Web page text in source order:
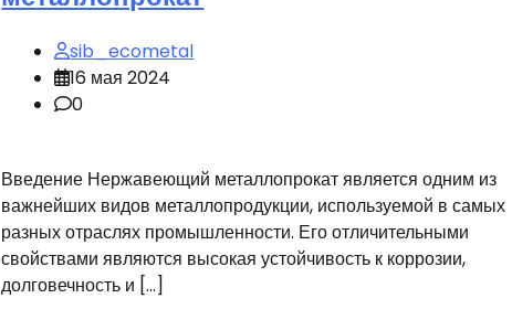
sib_ecometal
16 мая 2024
0
Введение Нержавеющий металлопрокат является одним из
важнейших видов металлопродукции, используемой в самых
разных отраслях промышленности. Его отличительными
свойствами являются высокая устойчивость к коррозии,
долговечность и […]